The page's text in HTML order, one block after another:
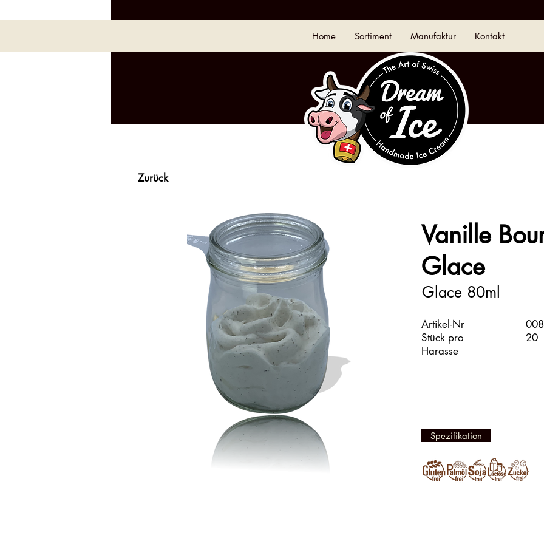
Home Sortiment Manufaktur Kontakt
Zurück
Vanille
Glace
Glace 80ml
Artikel-Nr
Stück pro
Harasse
20
Spezifikation